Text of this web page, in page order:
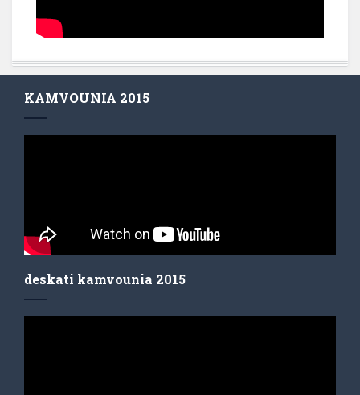
KAMVOUNIA 2015
deskati kamvounia 2015